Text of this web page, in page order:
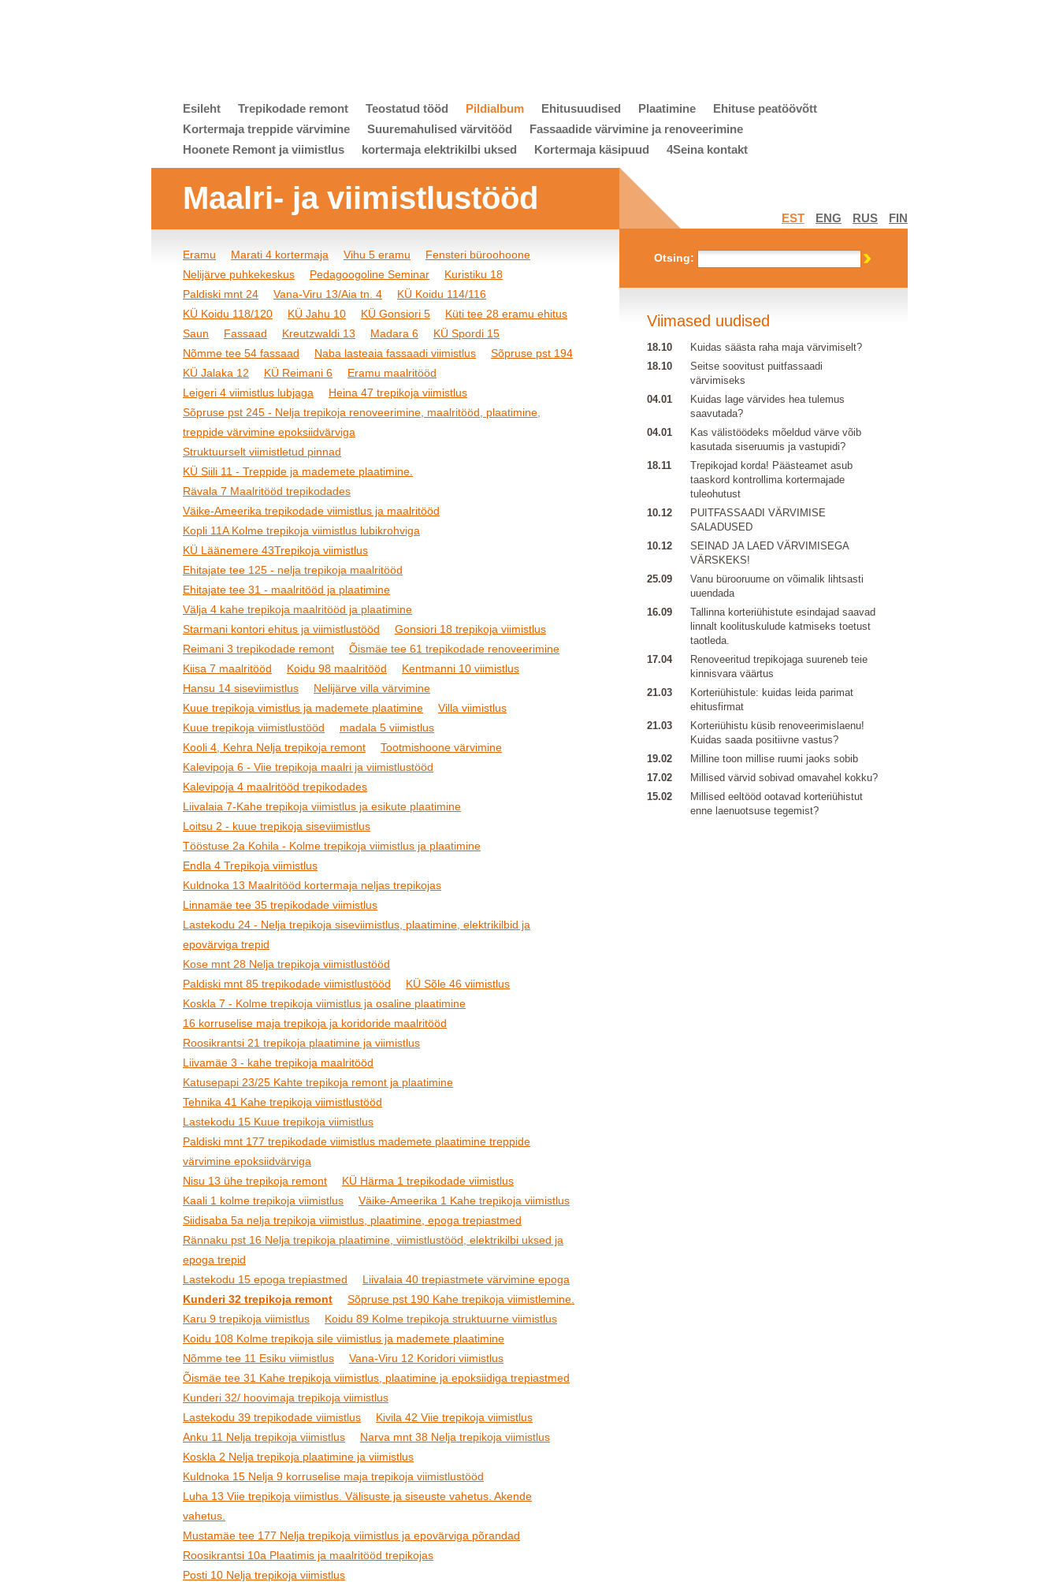
Esileht Trepikodade remont Teostatud tööd Pildialbum Ehitusuudised Plaatimine
Ehituse peatöövõtt
Kortermaja treppide värvimine
Suuremahulised värvitööd
Fassaadide värvimine ja renoveerimine
Hoonete Remont ja viimistlus
kortermaja elektrikilbi uksed Kortermaja käsipuud 4Seina kontakt
Maalri- ja viimistlustööd
Eramu Marati 4 kortermaja Vihu 5 eramu
Fensteri büroohoone
Nelijärve puhkekeskus
Pedagoogoline Seminar
Kuristiku 18
Paldiski mnt 24
Vana-Viru 13/Aia tn. 4
KÜ Koidu 114/116
KÜ Koidu 118/120
KÜ Jahu 10 KÜ Gonsiori 5
Küti tee 28 eramu ehitus
Saun
Fassaad Kreutzwaldi 13 Madara 6
KÜ Spordi 15
Nõmme tee 54 fassaad
Naba lasteaia fassaadi viimistlus
Sõpruse pst 194
KÜ Jalaka 12
KÜ Reimani 6
Eramu maalritööd
Leigeri 4 viimistlus lubjaga
Heina 47 trepikoja viimistlus
Sõpruse pst 245 - Nelja trepikoja renoveerimine, maalritööd, plaatimine,
treppide värvimine epoksiidvärviga
Struktuurselt viimistletud pinnad
KÜ Siili 11 - Treppide ja mademete plaatimine.
Rävala 7 Maalritööd trepikodades
Väike-Ameerika trepikodade viimistlus ja maalritööd
Kopli 11A Kolme trepikoja viimistlus lubikrohviga
KÜ Läänemere 43Trepikoja viimistlus
Ehitajate tee 125 - nelja trepikoja maalritööd
Ehitajate tee 31 - maalritööd ja plaatimine
Välja 4 kahe trepikoja maalritööd ja plaatimine
Starmani kontori ehitus ja viimistlustööd
Gonsiori 18 trepikoja viimistlus
Reimani 3 trepikodade remont
Õismäe tee 61 trepikodade renoveerimine
Kiisa 7 maalritööd
Koidu 98 maalritööd
Kentmanni 10 viimistlus
Hansu 14 siseviimistlus
Nelijärve villa värvimine
Kuue trepikoja vimistlus ja mademete plaatimine
Villa viimistlus
Kuue trepikoja viimistlustööd
madala 5 viimistlus
Kooli 4, Kehra Nelja trepikoja remont
Tootmishoone värvimine
Kalevipoja 6 - Viie trepikoja maalri ja viimistlustööd
Kalevipoja 4 maalritööd trepikodades
Liivalaia 7-Kahe trepikoja viimistlus ja esikute plaatimine
Loitsu 2 - kuue trepikoja siseviimistlus
Tööstuse 2a Kohila - Kolme trepikoja viimistlus ja plaatimine
Endla 4 Trepikoja viimistlus
Kuldnoka 13 Maalritööd kortermaja neljas trepikojas
Linnamäe tee 35 trepikodade viimistlus
Lastekodu 24 - Nelja trepikoja siseviimistlus, plaatimine, elektrikilbid ja
epovärviga trepid
Kose mnt 28 Nelja trepikoja viimistlustööd
Paldiski mnt 85 trepikodade viimistlustööd
KÜ Sõle 46 viimistlus
Koskla 7 - Kolme trepikoja viimistlus ja osaline plaatimine
16 korruselise maja trepikoja ja koridoride maalritööd
Roosikrantsi 21 trepikoja plaatimine ja viimistlus
Liivamäe 3 - kahe trepikoja maalritööd
Katusepapi 23/25 Kahte trepikoja remont ja plaatimine
Tehnika 41 Kahe trepikoja viimistlustööd
Lastekodu 15 Kuue trepikoja viimistlus
Paldiski mnt 177 trepikodade viimistlus mademete plaatimine treppide
värvimine epoksiidvärviga
Nisu 13 ühe trepikoja remont
KÜ Härma 1 trepikodade viimistlus
Kaali 1 kolme trepikoja viimistlus
Väike-Ameerika 1 Kahe trepikoja viimistlus
Siidisaba 5a nelja trepikoja viimistlus, plaatimine, epoga trepiastmed
Rännaku pst 16 Nelja trepikoja plaatimine, viimistlustööd, elektrikilbi uksed ja
epoga trepid
Lastekodu 15 epoga trepiastmed
Liivalaia 40 trepiastmete värvimine epoga
Kunderi 32 trepikoja remont
Sõpruse pst 190 Kahe trepikoja viimistlemine.
Karu 9 trepikoja viimistlus
Koidu 89 Kolme trepikoja struktuurne viimistlus
Koidu 108 Kolme trepikoja sile viimistlus ja mademete plaatimine
Nõmme tee 11 Esiku viimistlus
Vana-Viru 12 Koridori viimistlus
Õismäe tee 31 Kahe trepikoja viimistlus, plaatimine ja epoksiidiga trepiastmed
Kunderi 32/ hoovimaja trepikoja viimistlus
Lastekodu 39 trepikodade viimistlus
Kivila 42 Viie trepikoja viimistlus
Anku 11 Nelja trepikoja viimistlus
Narva mnt 38 Nelja trepikoja viimistlus
Koskla 2 Nelja trepikoja plaatimine ja viimistlus
Kuldnoka 15 Nelja 9 korruselise maja trepikoja viimistlustööd
Luha 13 Viie trepikoja viimistlus. Välisuste ja siseuste vahetus. Akende
vahetus.
Mustamäe tee 177 Nelja trepikoja viimistlus ja epovärviga põrandad
Roosikrantsi 10a Plaatimis ja maalritööd trepikojas
Posti 10 Nelja trepikoja viimistlus
EST ENG RUS FIN
Otsing:
Viimased uudised
18.10
Kuidas säästa raha maja värvimiselt?
18.10
Seitse soovitust puitfassaadi
värvimiseks
04.01
Kuidas lage värvides hea tulemus
saavutada?
04.01
Kas välistöödeks mõeldud värve võib
kasutada siseruumis ja vastupidi?
18.11
Trepikojad korda! Päästeamet asub
taaskord kontrollima kortermajade
tuleohutust
10.12
PUITFASSAADI VÄRVIMISE
SALADUSED
10.12
SEINAD JA LAED VÄRVIMISEGA
VÄRSKEKS!
25.09
Vanu bürooruume on võimalik lihtsasti
uuendada
16.09
Tallinna korteriühistute esindajad saavad
linnalt koolituskulude katmiseks toetust
taotleda.
17.04
Renoveeritud trepikojaga suureneb teie
kinnisvara väärtus
21.03
Korteriühistule: kuidas leida parimat
ehitusfirmat
21.03
Korteriühistu küsib renoveerimislaenu!
Kuidas saada positiivne vastus?
19.02
Milline toon millise ruumi jaoks sobib
17.02
Millised värvid sobivad omavahel kokku?
15.02
Millised eeltööd ootavad korteriühistut
enne laenuotsuse tegemist?